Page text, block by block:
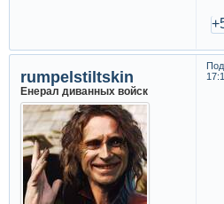
rumpelstiltskin
Енерал диванных войск